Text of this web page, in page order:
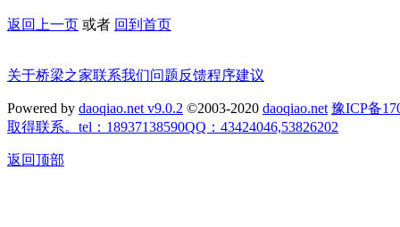
返回上一页 或者 回到首页
关于桥梁之家联系我们问题反馈程序建议
Powered by daoqiao.net v9.0.2 ©2003-2020 daoqiao.net 豫ICP备
取得联系。tel：18937138590QQ：43424046,53826202
返回顶部